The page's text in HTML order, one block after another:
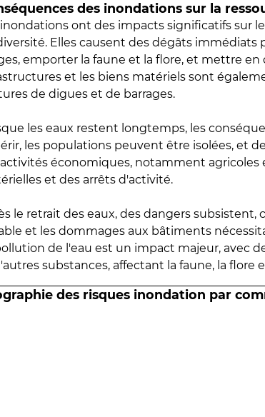
des inondations sur la
inondations ont des impacts significatifs sur
Elles causent des dégâts immédiats
emporter la faune et la flore, et mettre en
et les biens matériels sont
de digues et de barrages.
les eaux restent longtemps, les
les populations peuvent être isolées, et
activités économiques, notamment
et des arrêts d'activité.
le retrait des eaux, des dangers
et les dommages aux bâtiments
de l'eau est un impact majeur, avec
substances, affectant la faune, la flore
des risques inondation par